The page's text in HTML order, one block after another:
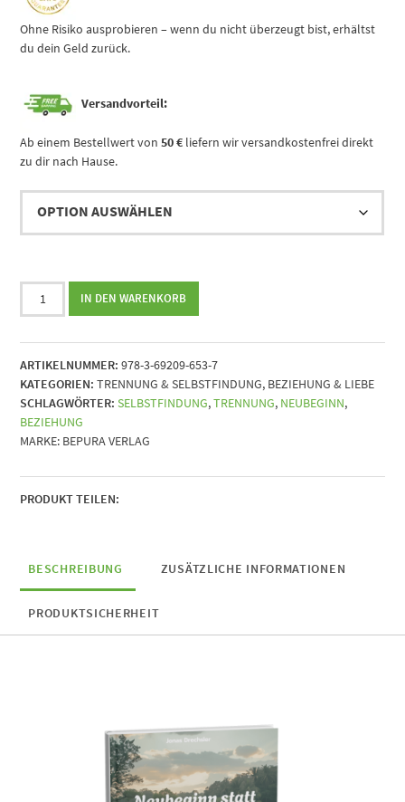
Ohne Risiko ausprobieren – wenn du nicht überzeugt bist, erhältst
du dein Geld zurück.
Versandvorteil:
Ab einem Bestellwert von50 € liefern wir versandkostenfrei direkt
zu dir nach Hause.
Neubeginn
statt
||
Dein
Wegweiser
durch
den
Trennungs-
Menge
IN DEN WARENKORB
ARTIKELNUMMER: 978-3-69209-653-7
KATEGORIEN: TRENNUNG & SELBSTFINDUNG, BEZIEHUNG & LIEBE
SCHLAGWÖRTER: SELBSTFINDUNG,TRENNUNG, NEUBEGINN,
BEZIEHUNG
MARKE: BEPURA VERLAG
PRODUKT TEILEN:
BESCHREIBUNG ZUSÄTZLICHE INFORMATIONEN
PRODUKTSICHERHEIT